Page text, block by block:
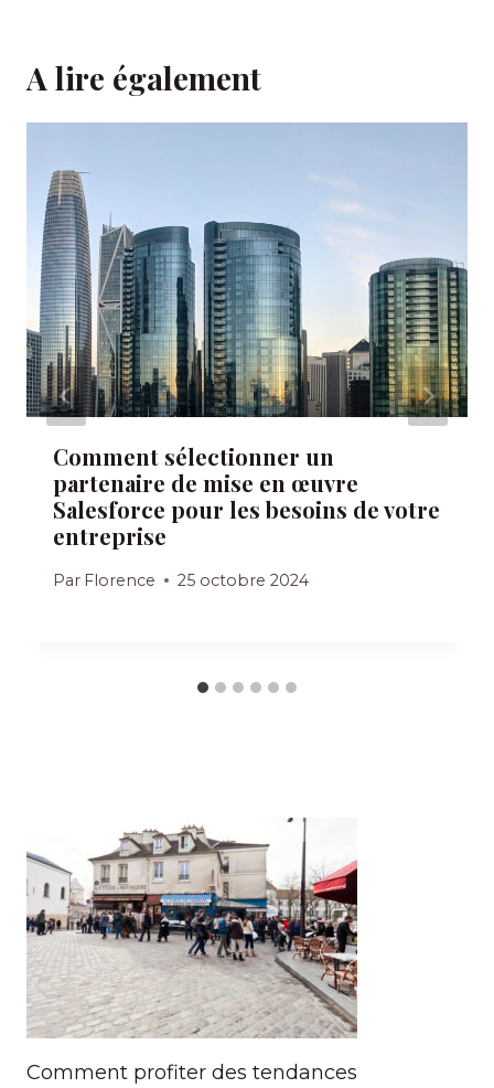
A lire également
Comment sélectionner un
partenaire de mise en œuvre
Salesforce pour les besoins de votre
entreprise
Par Florence 25 octobre 2024
Comment profiter des tendances